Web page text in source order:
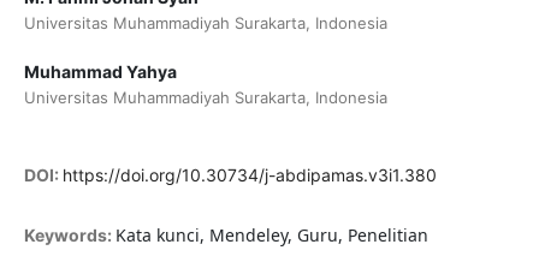
Universitas Muhammadiyah Surakarta, Indonesia
Muhammad Yahya
Universitas Muhammadiyah Surakarta, Indonesia
DOI: https://doi.org/10.30734/j-abdipamas.v3i1.380
Keywords: Kata kunci, Mendeley, Guru, Penelitian